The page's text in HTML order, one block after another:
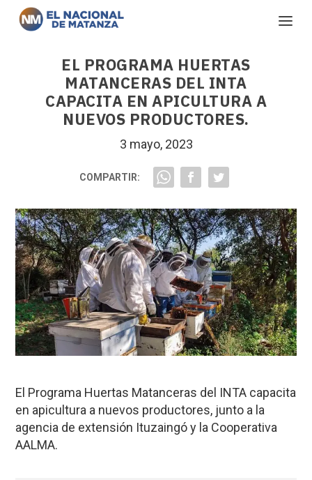
EL PROGRAMA HUERTAS
MATANCERAS DEL INTA
CAPACITA EN APICULTURA A
NUEVOS PRODUCTORES.
3 mayo, 2023
COMPARTIR:
El Programa Huertas Matanceras del INTA capacita
en apicultura a nuevos productores, junto a la
agencia de extensión Ituzaingó y la Cooperativa
AALMA.